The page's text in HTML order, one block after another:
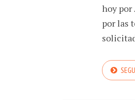
hoy por
por las